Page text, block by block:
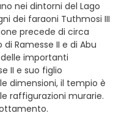
nei dintorni del Lago
dei faraoni Tuthmosi III
precede di circa
Ramesse II e di Abu
importanti
II e suo figlio
dimensioni, il tempio è
raffigurazioni murarie.